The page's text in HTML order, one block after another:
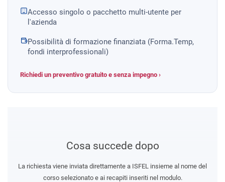
Accesso singolo o pacchetto multi-utente per
l'azienda
Possibilità di formazione finanziata (Forma.Temp,
fondi interprofessionali)
Richiedi un preventivo gratuito e senza impegno ›
Cosa succede dopo
La richiesta viene inviata direttamente a ISFEL insieme al nome del
corso selezionato e ai recapiti inseriti nel modulo.